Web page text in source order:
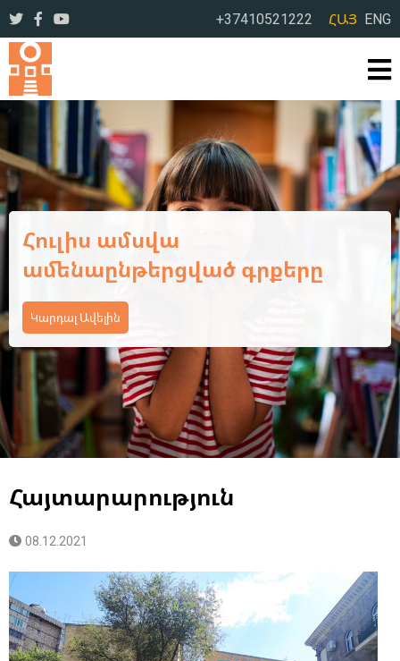
+37410521222 ՀԱՅ ENG
Ամառային օրեր՝ լի
ընթերցանությամբ ու
բացահայտումներով
Կարդալ Ավելին
Հայտարարություն
08.12.2021